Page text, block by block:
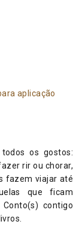
aplicação
os gostos:
rir ou chorar,
fazem viajar até
que ficam
contigo